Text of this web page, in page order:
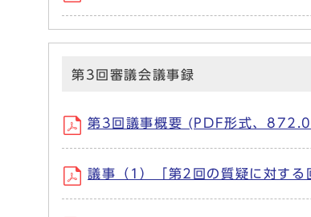
第3回審議会議事録
第3回議事概要 (PDF形式、
議事（1）「第2回の質疑に対す